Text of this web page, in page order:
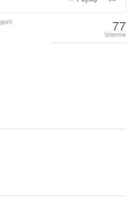
77
i̇zlenme